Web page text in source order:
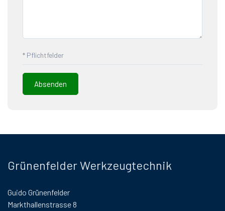
* Pflichtfelder
Grünenfelder Werkzeugtechnik
Guido Grünenfelder
Markthallenstrasse 8